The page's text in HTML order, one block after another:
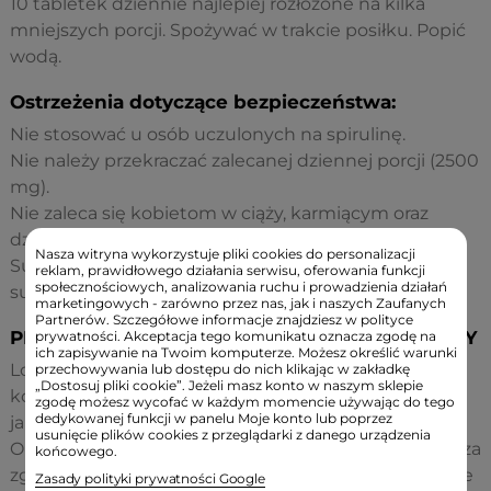
mniejszych porcji. Spożywać w trakcie posiłku. Popić
wodą.
Ostrzeżenia dotyczące bezpieczeństwa:
Nie stosować u osób uczulonych na spirulinę.
Nie należy przekraczać zalecanej dziennej porcji (2500
mg).
Nie zaleca się kobietom w ciąży, karmiącym oraz
dzieciom.
Suplement diety nie może być stosowany jak
substytut (zamiennik) zróżnicowanej diety.
PRODUKT POSIADA CERTYFIKAT EKOLOGICZNY
Logo żywności ekologicznej powoduje, że
konsumenci mają pewność co do pochodzenia i
jakości kupowanej przez siebie żywności i napojów.
Obecność tego logo na dowolnym produkcie oznacza
zgodność tego wyrobu z rozporządzeniem w sprawie
Nasza witryna wykorzystuje pliki cookies do personalizacji
reklam, prawidłowego działania serwisu, oferowania funkcji
społecznościowych, analizowania ruchu i prowadzienia działań
marketingowych - zarówno przez nas, jak i naszych Zaufanych
Partnerów. Szczegółowe informacje znajdziesz w polityce
prywatności. Akceptacja tego komunikatu oznacza zgodę na
ich zapisywanie na Twoim komputerze. Możesz określić warunki
przechowywania lub dostępu do nich klikając w zakładkę
„Dostosuj pliki cookie”. Jeżeli masz konto w naszym sklepie
zgodę możesz wycofać w każdym momencie używając do tego
dedykowanej funkcji w panelu Moje konto lub poprzez
usunięcie plików cookies z przeglądarki z danego urządzenia
końcowego.
Zasady polityki prywatności Google